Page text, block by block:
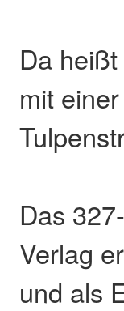
Da
mit
Das
Verlag
und als